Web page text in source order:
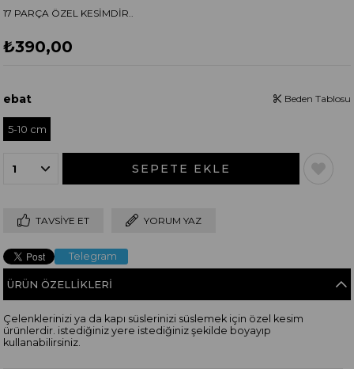
17 PARÇA ÖZEL KESİMDİR..
₺390,00
ebat
5-10 cm
Beden Tablosu
TAVSIYE ET YORUM YAZ
Telegram
ÜRÜN ÖZELLIKLERI
Çelenklerinizi ya da kapı süslerinizi süslemek için özel kesim
ürünlerdir. istediğiniz yere istediğiniz şekilde boyayıp
kullanabilirsiniz.